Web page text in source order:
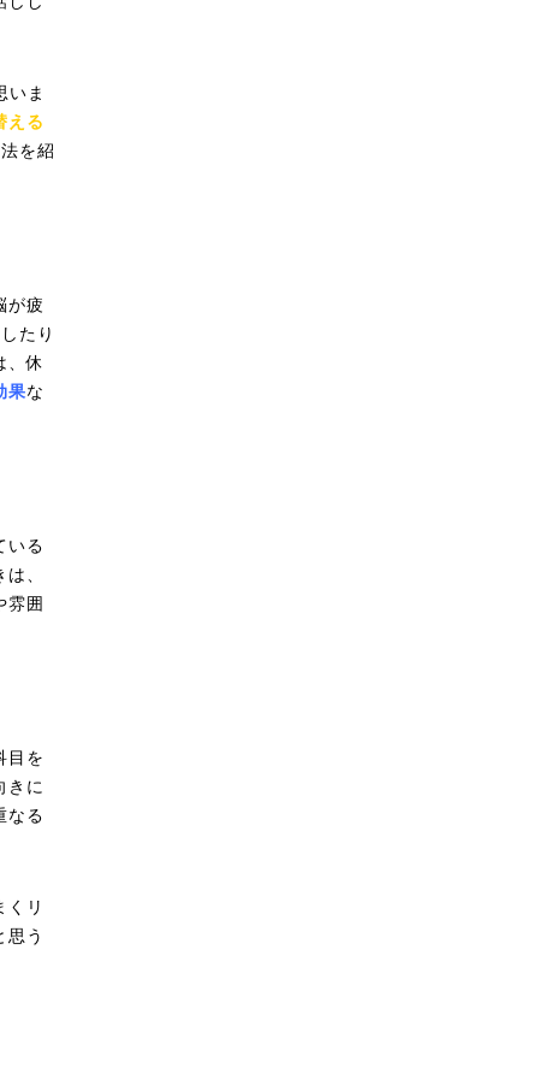
いま
える
を紹
が疲
たり
、休
果な
いる
、
雰囲
目を
きに
なる
くリ
思う